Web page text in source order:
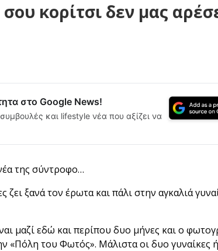
κορίτσι δεν μας
στο Google News!
και lifestyle νέα που αξίζει να
της σύντροφο…
ξανά τον έρωτα και πάλι στην αγκαλιά
μαζί εδώ και περίπου δυο μήνες και ο
«Πόλη του Φωτός». Μάλιστα οι δυο γυναίκες